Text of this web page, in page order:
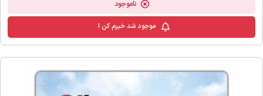
ناموجود
موجود شد خبرم کن !